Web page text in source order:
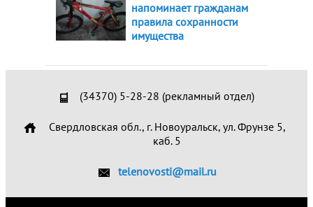
напоминает гражданам
правила сохранности
имущества
(34370) 5-28-28 (рекламный отдел)
Свердловская обл., г. Новоуральск, ул. Фрунзе 5,
каб. 5
telenovosti@mail.ru